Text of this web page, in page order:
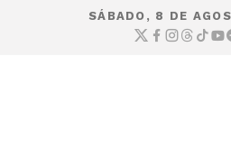
SÁBADO, 8 DE